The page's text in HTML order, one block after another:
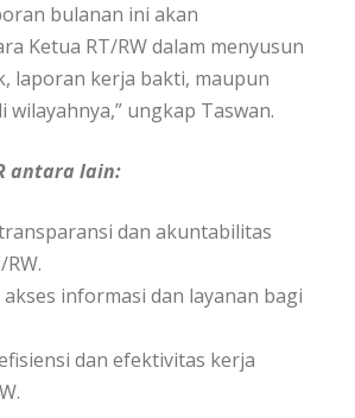
bulanan ini akan
Ketua RT/RW dalam menyusun
laporan kerja bakti, maupun
wilayahnya,” ungkap Taswan.
antara lain:
dan akuntabilitas
informasi dan layanan bagi
dan efektivitas kerja